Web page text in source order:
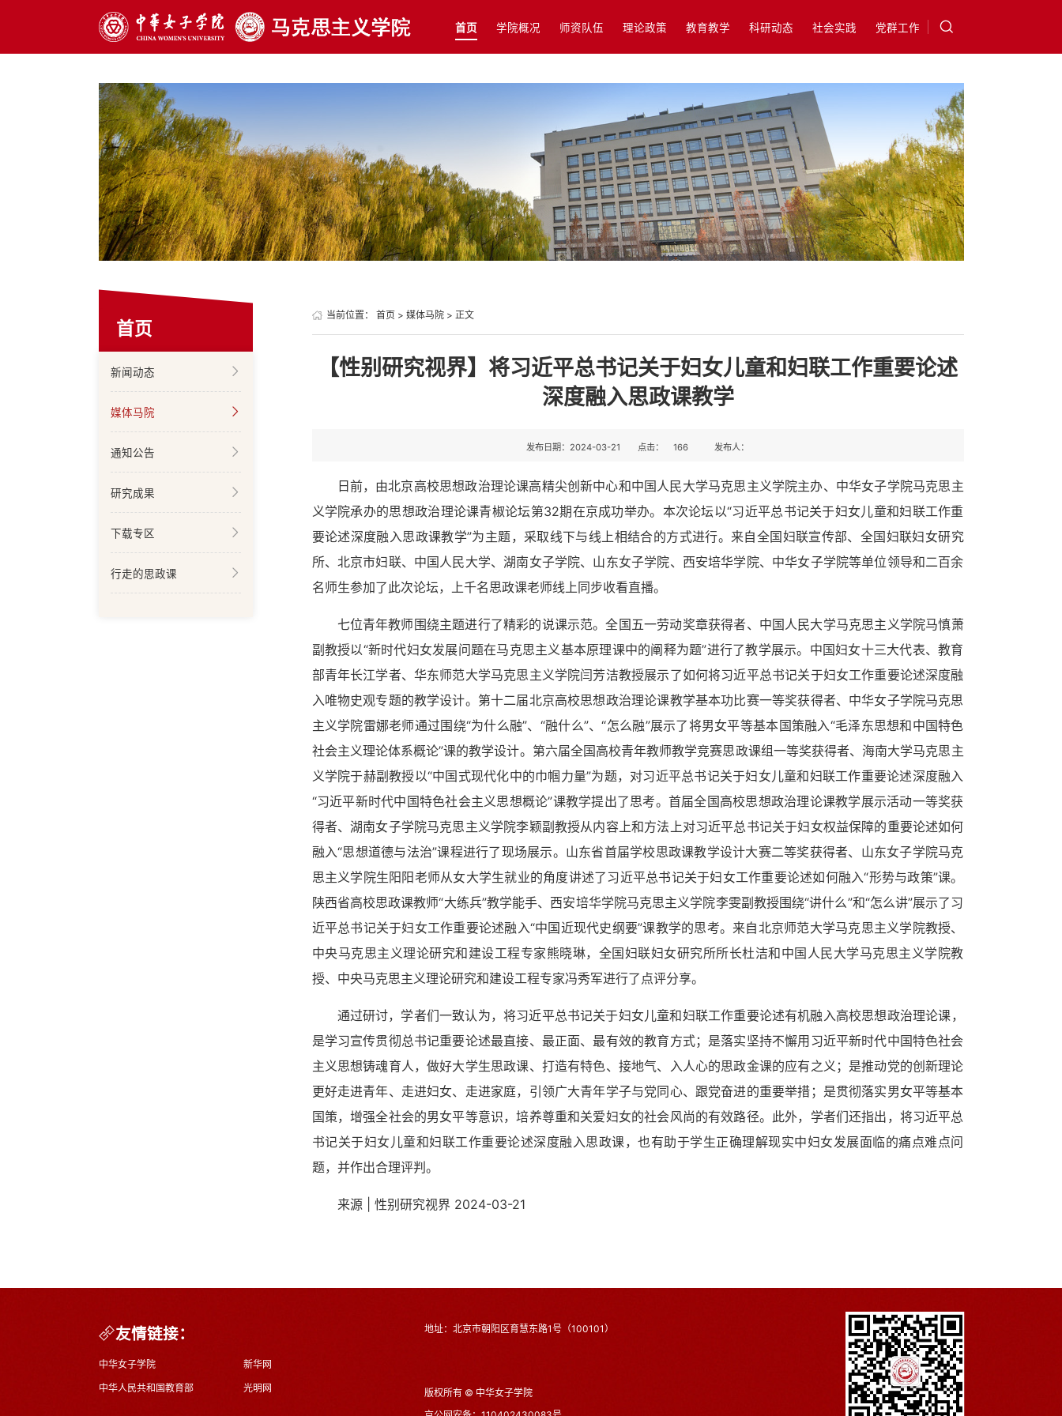
首页 学院概况 师资队伍 理论政策 教育教学 科研动态 社会实践 党群工作
首页
新闻动态
媒体马院
通知公告
研究成果
下载专区
行走的思政课
当前位置：首页 >媒体马院 >正文
【性别研究视界】将习近平总书记关于妇女儿童和妇联工作重要论述
深度融入思政课教学
发布日期：2024-03-21 点击： 166 发布人：
日前，由北京高校思想政治理论课高精尖创新中心和中国人民大学马克思主义学院主办、中华女子学院马克思主
义学院承办的思想政治理论课青椒论坛第32期在京成功举办。本次论坛以“习近平总书记关于妇女儿童和妇联工作重
要论述深度融入思政课教学”为主题，采取线下与线上相结合的方式进行。来自全国妇联宣传部、全国妇联妇女研究
所、北京市妇联、中国人民大学、湖南女子学院、山东女子学院、西安培华学院、中华女子学院等单位领导和二百余
名师生参加了此次论坛，上千名思政课老师线上同步收看直播。
七位青年教师围绕主题进行了精彩的说课示范。全国五一劳动奖章获得者、中国人民大学马克思主义学院马慎萧
副教授以“新时代妇女发展问题在马克思主义基本原理课中的阐释为题”进行了教学展示。中国妇女十三大代表、教育
部青年长江学者、华东师范大学马克思主义学院闫芳洁教授展示了如何将习近平总书记关于妇女工作重要论述深度融
入唯物史观专题的教学设计。第十二届北京高校思想政治理论课教学基本功比赛一等奖获得者、中华女子学院马克思
主义学院雷娜老师通过围绕“为什么融”、“融什么”、“怎么融”展示了将男女平等基本国策融入“毛泽东思想和中国特色
社会主义理论体系概论”课的教学设计。第六届全国高校青年教师教学竞赛思政课组一等奖获得者、海南大学马克思主
义学院于赫副教授以“中国式现代化中的巾帼力量”为题，对习近平总书记关于妇女儿童和妇联工作重要论述深度融入
“习近平新时代中国特色社会主义思想概论”课教学提出了思考。首届全国高校思想政治理论课教学展示活动一等奖获
得者、湖南女子学院马克思主义学院李颖副教授从内容上和方法上对习近平总书记关于妇女权益保障的重要论述如何
融入“思想道德与法治”课程进行了现场展示。山东省首届学校思政课教学设计大赛二等奖获得者、山东女子学院马克
思主义学院生阳阳老师从女大学生就业的角度讲述了习近平总书记关于妇女工作重要论述如何融入“形势与政策”课。
陕西省高校思政课教师“大练兵”教学能手、西安培华学院马克思主义学院李雯副教授围绕“讲什么”和“怎么讲”展示了习
近平总书记关于妇女工作重要论述融入“中国近现代史纲要”课教学的思考。来自北京师范大学马克思主义学院教授、
中央马克思主义理论研究和建设工程专家熊晓琳，全国妇联妇女研究所所长杜洁和中国人民大学马克思主义学院教
授、中央马克思主义理论研究和建设工程专家冯秀军进行了点评分享。
通过研讨，学者们一致认为，将习近平总书记关于妇女儿童和妇联工作重要论述有机融入高校思想政治理论课，
是学习宣传贯彻总书记重要论述最直接、最正面、最有效的教育方式；是落实坚持不懈用习近平新时代中国特色社会
主义思想铸魂育人，做好大学生思政课、打造有特色、接地气、入人心的思政金课的应有之义；是推动党的创新理论
更好走进青年、走进妇女、走进家庭，引领广大青年学子与党同心、跟党奋进的重要举措；是贯彻落实男女平等基本
国策，增强全社会的男女平等意识，培养尊重和关爱妇女的社会风尚的有效路径。此外，学者们还指出，将习近平总
书记关于妇女儿童和妇联工作重要论述深度融入思政课，也有助于学生正确理解现实中妇女发展面临的痛点难点问
题，并作出合理评判。
来源 | 性别研究视界 2024-03-21
友情链接：
中华女子学院
新华网
中华人民共和国教育部
光明网
地址：北京市朝阳区育慧东路1号（100101）
版权所有 © 中华女子学院